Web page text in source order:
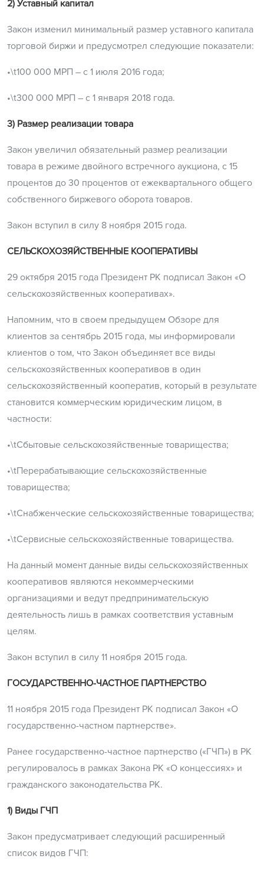
2) Уставный капитал
Закон изменил минимальный размер уставного капитала
торговой биржи и предусмотрел следующие показатели:
•\t100 000 МРП – с 1 июля 2016 года;
•\t300 000 МРП – с 1 января 2018 года.
3) Размер реализации товара
Закон увеличил обязательный размер реализации
товара в режиме двойного встречного аукциона, с 15
процентов до 30 процентов от ежеквартального общего
собственного биржевого оборота товаров.
Закон вступил в силу 8 ноября 2015 года.
СЕЛЬСКОХОЗЯЙСТВЕННЫЕ КООПЕРАТИВЫ
29 октября 2015 года Президент РК подписал Закон «О
сельскохозяйственных кооперативах».
Напомним, что в своем предыдущем Обзоре для
клиентов за сентябрь 2015 года, мы информировали
клиентов о том, что Закон объединяет все виды
сельскохозяйственных кооперативов в один
сельскохозяйственный кооператив, который в результате
становится коммерческим юридическим лицом, в
частности:
•\tСбытовые сельскохозяйственные товарищества;
•\tПерерабатывающие сельскохозяйственные
товарищества;
•\tСнабженческие сельскохозяйственные товарищества;
•\tСервисные сельскохозяйственные товарищества.
На данный момент данные виды сельскохозяйственных
кооперативов являются некоммерческими
организациями и ведут предпринимательскую
деятельность лишь в рамках соответствия уставным
целям.
Закон вступил в силу 11 ноября 2015 года.
ГОСУДАРСТВЕННО-ЧАСТНОЕ ПАРТНЕРСТВО
11 ноября 2015 года Президент РК подписал Закон «О
государственно-частном партнерстве».
Ранее государственно-частное партнерство («ГЧП») в РК
регулировалось в рамках Закона РК «О концессиях» и
гражданского законодательства РК.
1) Виды ГЧП
Закон предусматривает следующий расширенный
список видов ГЧП: